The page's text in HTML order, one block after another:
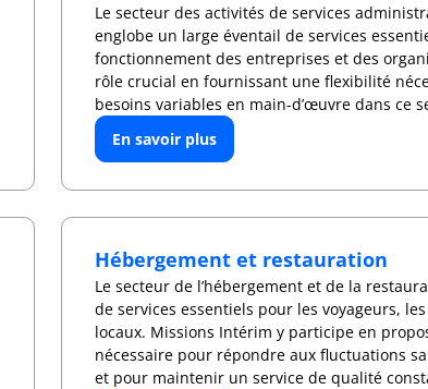
Le secteur des activités de services
englobe un large éventail de services
fonctionnement des entreprises et des
rôle crucial en fournissant une flexibilité
besoins variables en main-d’œuvre dans ce
En savoir plus
Hébergement et restauration
Le secteur de l’hébergement et de la
de services essentiels pour les voyageurs,
locaux. Missions Intérim y participe en
nécessaire pour répondre aux fluctuations
et pour maintenir un service de qualité